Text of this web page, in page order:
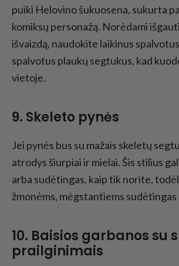
puiki Helovino šukuosena, sukurta
komiksų personažą. Norėdami
išvaizdą, naudokite laikinus
spalvotus plaukų segtukus, kad
vietoje.
9. Skeleto pynės
Jei pynės bus su mažais skeletų
atrodys šiurpiai ir mielai. Šis stilius
arba sudėtingas, kaip tik norite,
žmonėms, mėgstantiems sudėtingas
10. Baisios garbanos su
prailginimais